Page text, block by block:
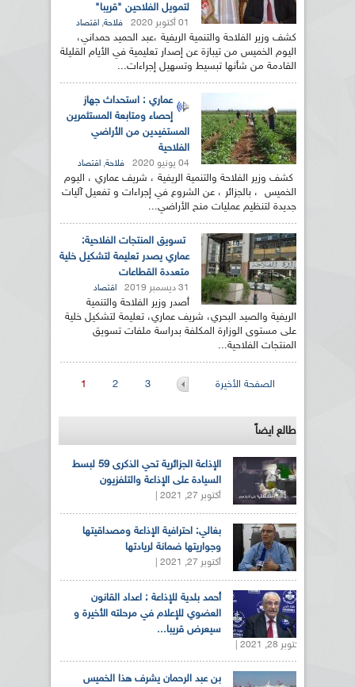
لتمويل الفلاحين "قريبا"
01 أكتوبر 2020 فلاحة, اقتصاد
كشف وزير الفلاحة والتنمية الريفية ،عبد الحميد حمداني،
اليوم الخميس من تيبازة عن إصدار تعليمية في الأيام القليلة
القادمة من شأنها تبسيط وتسهيل إجراءات...
عماري : استحداث جهاز
إحصاء ومتابعة المستثمرين
المستفيدين من الأراضي
الفلاحية
04 يونيو 2020 فلاحة, اقتصاد
كشف وزير الفلاحة والتنمية الريفية ، شريف عماري ، اليوم
الخميس ، بالجزائر ، عن الشروع في إجراءات و تفعيل آليات
جديدة لتنظيم عمليات منح الأراضي...
تسويق المنتجات الفلاحية:
عماري يصدر تعليمة لتشكيل خلية
متعددة القطاعات
31 ديسمبر 2019 اقتصاد
أصدر وزير الفلاحة والتنمية
الريفية والصيد البحري، شريف عماري، تعليمة لتشكيل خلية
على مستوى الوزارة المكلفة بدراسة ملفات تسويق
المنتجات الفلاحية...
الصفحات 1 2 3 الصفحة الأخيرة
طالع ايضاً
الإذاعة الجزائرية تحي الذكرى 59 لبسط
السيادة على الإذاعة والتلفزيون
أكتوبر 27, 2021 |
بغالي: احترافية الإذاعة ومصداقيتها
وجواريتها ضمانة لريادتها
أكتوبر 27, 2021 |
أحمد بلدية للإذاعة : اعداد القانون
العضوي للإعلام في مرحلته الأخيرة و
سيعرض قريبا...
أكتوبر 28, 2021 |
بن عبد الرحمان يشرف هذا الخميس